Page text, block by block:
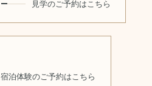
見学のご予約はこちら
宿泊体験のご予約はこちら